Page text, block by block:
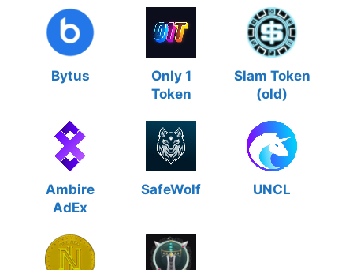
Bytus
Only 1
Token
Slam Token
(old)
Ambire
AdEx
SafeWolf UNCL